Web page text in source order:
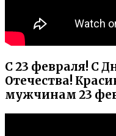
С 23 февраля! С
Отечества!
мужчинам 23